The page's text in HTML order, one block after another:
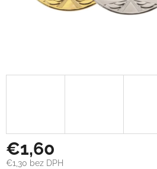
€1,60
€1,30 bez DPH